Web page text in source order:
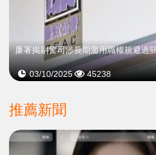
廉署揭副警司涉長期濫用職權規避過
03/10/2025 45238
推薦新聞